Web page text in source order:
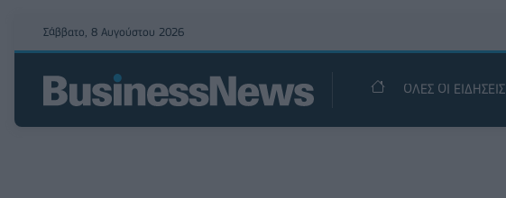
Σάββατο, 8 Αυγούστου 2026
ΟΛΕΣ ΟΙ ΕΙΔΗΣΕΙΣ